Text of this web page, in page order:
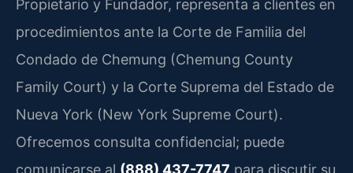
Propietario y Fundador, representa a clientes en
procedimientos ante la Corte de Familia del
Condado de Chemung (Chemung County
Family Court) y la Corte Suprema del Estado de
Nueva York (New York Supreme Court).
Ofrecemos consulta confidencial; puede
comunicarse al (888) 437-7747 para discutir su